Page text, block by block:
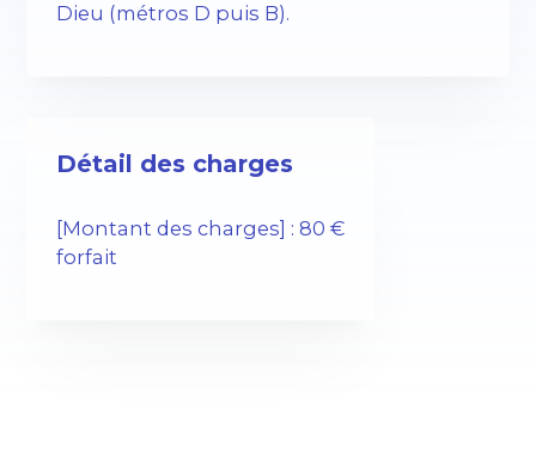
Dieu (métros D puis B).
Détail des charges
[Montant des charges] : 80 €
forfait